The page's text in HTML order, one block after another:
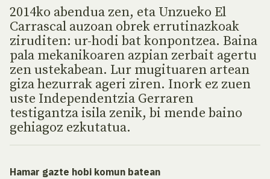
2014ko abendua zen, eta Unzueko El
Carrascal auzoan obrek errutinazkoak
ziruditen: ur-hodi bat konpontzea. Baina
pala mekanikoaren azpian zerbait agertu
zen ustekabean. Lur mugituaren artean
giza hezurrak ageri ziren. Inork ez zuen
uste Independentzia Gerraren
testigantza isila zenik, bi mende baino
gehiagoz ezkutatua.
Hamar gazte hobi komun batean